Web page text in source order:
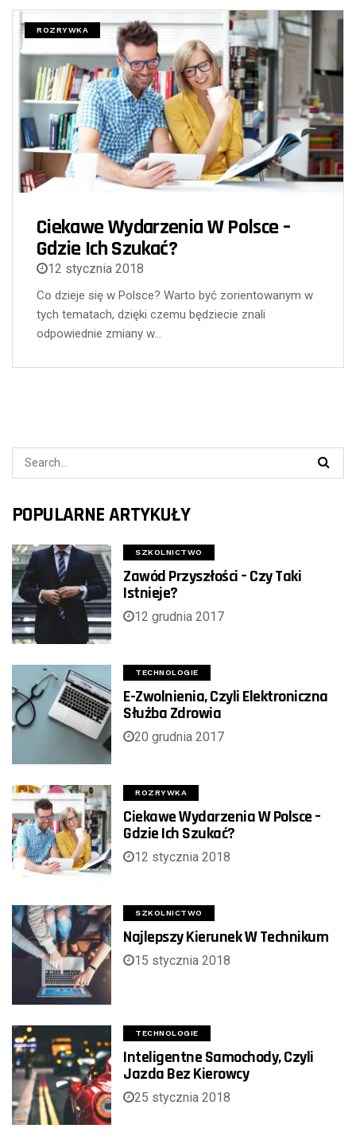
ROZRYWKA
Ciekawe Wydarzenia W Polsce –
Gdzie Ich Szukać?
12 stycznia 2018
Co dzieje się w Polsce? Warto być zorientowanym w
tych tematach, dzięki czemu będziecie znali
odpowiednie zmiany w…
POPULARNE ARTYKUŁY
SZKOLNICTWO
Zawód Przyszłości – Czy Taki
Istnieje?
12 grudnia 2017
TECHNOLOGIE
E-Zwolnienia, Czyli Elektroniczna
Służba Zdrowia
20 grudnia 2017
ROZRYWKA
Ciekawe Wydarzenia W Polsce –
Gdzie Ich Szukać?
12 stycznia 2018
SZKOLNICTWO
Najlepszy Kierunek W Technikum
15 stycznia 2018
TECHNOLOGIE
Inteligentne Samochody, Czyli
Jazda Bez Kierowcy
25 stycznia 2018